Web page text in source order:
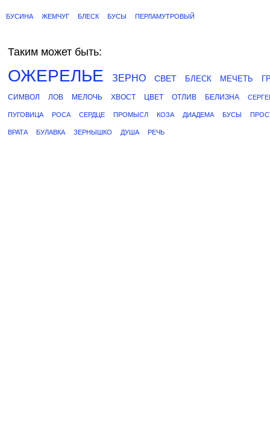
БУСИНА ЖЕМЧУГ БЛЕСК БУСЫ ПЕРЛАМУТРОВЫЙ
Таким может быть:
ОЖЕРЕЛЬЕ ЗЕРНО СВЕТ БЛЕСК МЕЧЕТЬ
СИМВОЛ ЛОВ МЕЛОЧЬ ХВОСТ ЦВЕТ ОТЛИВ БЕЛИЗНА
ПУГОВИЦА РОСА СЕРДЦЕ ПРОМЫСЛ КОЗА ДИАДЕМА БУСЫ
ВРАТА БУЛАВКА ЗЕРНЫШКО ДУША РЕЧЬ